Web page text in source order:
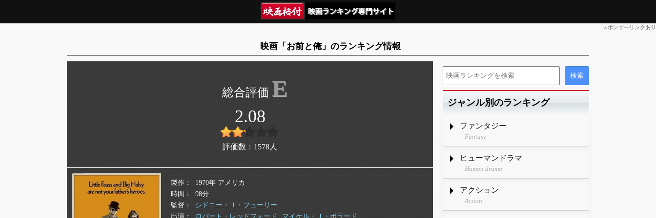
スポンサーリンクあり
映画「お前と俺」のランキング情報
E
2.08
評価数： 1578 人
製作
1970年 アメリカ
時間
98分
監督
シドニー・Ｊ・フューリー
出演
ロバート・レッドフォード
マイケル・Ｊ・ポラード
ジャンル別のランキング
ファンタジー
Fantasy
ヒューマンドラマ
Human drama
アクション
Action